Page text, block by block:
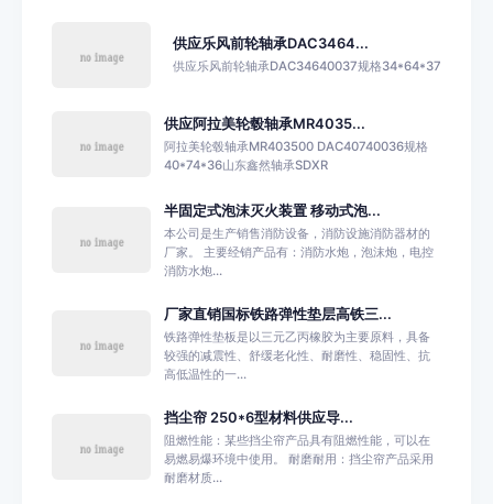
供应乐风前轮轴承DAC3464...
供应乐风前轮轴承DAC34640037规格34*64*37
供应阿拉美轮毂轴承MR4035...
阿拉美轮毂轴承MR403500 DAC40740036规格
40*74*36山东鑫然轴承SDXR
半固定式泡沫灭火装置 移动式泡...
本公司是生产销售消防设备，消防设施消防器材的
厂家。 主要经销产品有：消防水炮，泡沫炮，电控
消防水炮...
厂家直销国标铁路弹性垫层高铁三...
铁路弹性垫板是以三元乙丙橡胶为主要原料，具备
较强的减震性、舒缓老化性、耐磨性、稳固性、抗
高低温性的一...
挡尘帘 250*6型材料供应导...
阻燃性能：某些挡尘帘产品具有阻燃性能，可以在
易燃易爆环境中使用。 耐磨耐用：挡尘帘产品采用
耐磨材质...